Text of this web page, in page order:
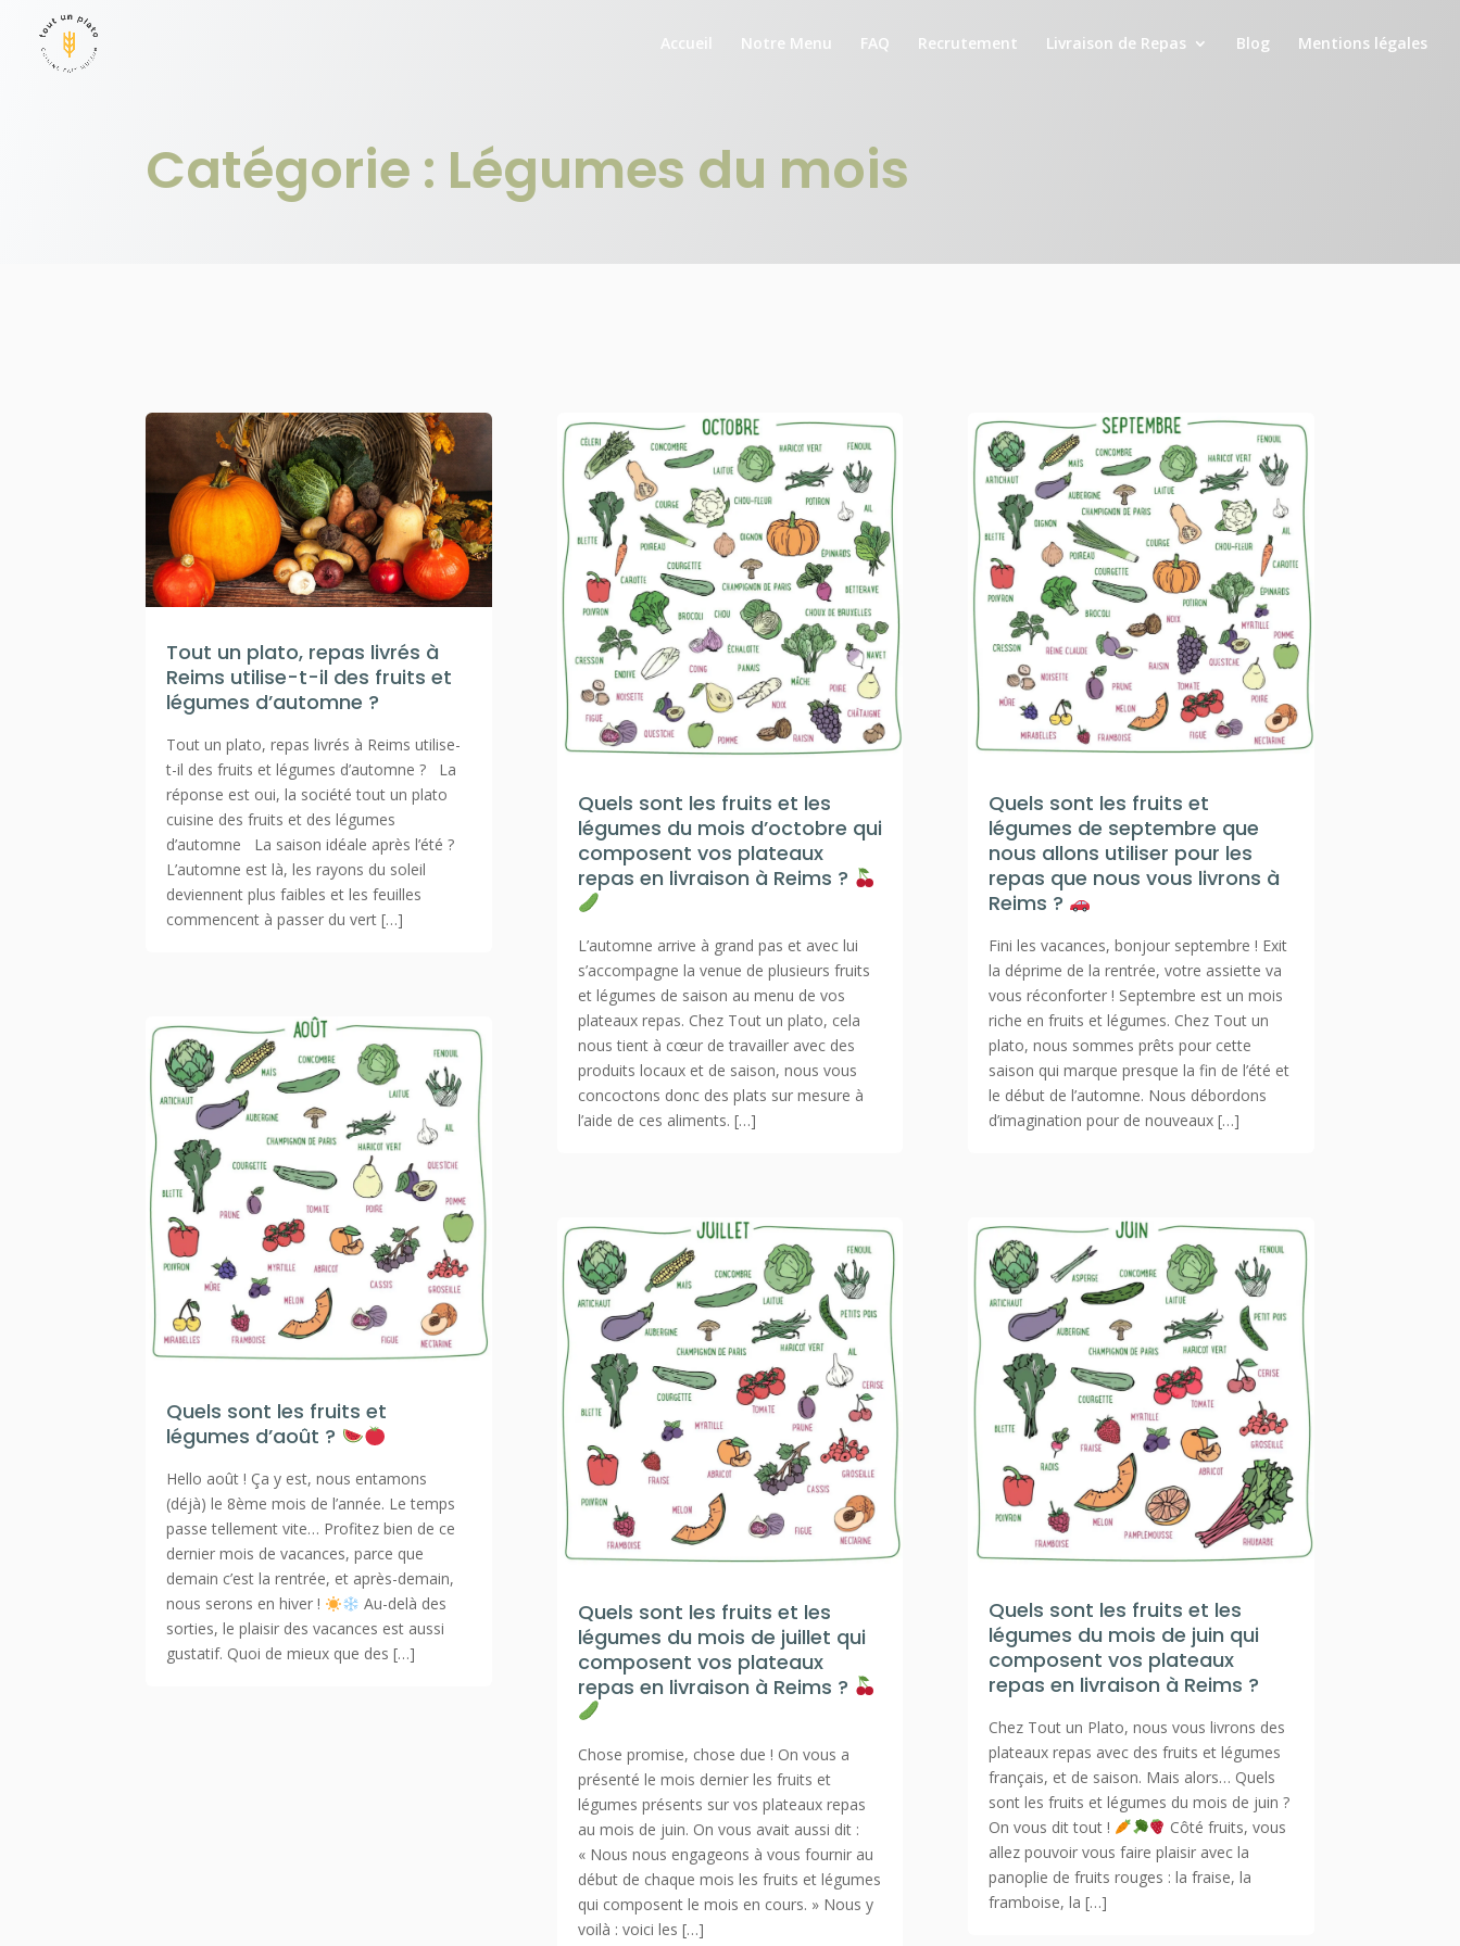
Accueil Notre Menu FAQ Recrutement Livraison de Repas Blog Mentions légales
Catégorie : Légumes du mois
Tout un plato, repas livrés à
Reims utilise-t-il des fruits et
légumes d’automne ?
Tout un plato, repas livrés à Reims utilise-
t-il des fruits et légumes d’automne ? La
réponse est oui, la société tout un plato
cuisine des fruits et des légumes
d’automne La saison idéale après l’été ?
L’automne est là, les rayons du soleil
deviennent plus faibles et les feuilles
commencent à passer du vert […]
Quels sont les fruits et
légumes d’août ?
Hello août ! Ça y est, nous entamons
(déjà) le 8ème mois de l’année. Le temps
passe tellement vite… Profitez bien de ce
dernier mois de vacances, parce que
demain c’est la rentrée, et après-demain,
nous serons en hiver !
Au-delà des
sorties, le plaisir des vacances est aussi
gustatif. Quoi de mieux que des […]
Quels sont les fruits et les
légumes du mois d’octobre qui
composent vos plateaux
repas en livraison à Reims ?
L’automne arrive à grand pas et avec lui
s’accompagne la venue de plusieurs fruits
et légumes de saison au menu de vos
plateaux repas. Chez Tout un plato, cela
nous tient à cœur de travailler avec des
produits locaux et de saison, nous vous
concoctons donc des plats sur mesure à
l’aide de ces aliments. […]
Quels sont les fruits et les
légumes du mois de juillet qui
composent vos plateaux
repas en livraison à Reims ?
Chose promise, chose due ! On vous a
présenté le mois dernier les fruits et
légumes présents sur vos plateaux repas
au mois de juin. On vous avait aussi dit :
« Nous nous engageons à vous fournir au
début de chaque mois les fruits et légumes
qui composent le mois en cours. » Nous y
voilà : voici les […]
Quels sont les fruits et
légumes de septembre que
nous allons utiliser pour les
repas que nous vous livrons à
Reims ?
Fini les vacances, bonjour septembre ! Exit
la déprime de la rentrée, votre assiette va
vous réconforter ! Septembre est un mois
riche en fruits et légumes. Chez Tout un
plato, nous sommes prêts pour cette
saison qui marque presque la fin de l’été et
le début de l’automne. Nous débordons
d’imagination pour de nouveaux […]
Quels sont les fruits et les
légumes du mois de juin qui
composent vos plateaux
repas en livraison à Reims ?
Chez Tout un Plato, nous vous livrons des
plateaux repas avec des fruits et légumes
français, et de saison. Mais alors… Quels
sont les fruits et légumes du mois de juin ?
On vous dit tout !
Côté fruits, vous
allez pouvoir vous faire plaisir avec la
panoplie de fruits rouges : la fraise, la
framboise, la […]
Panneau de gestion des cookies